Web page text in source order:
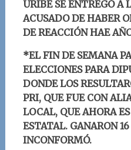
URIBE SE ENTREGÓ A
ACUSADO DE HABER
DE REACCIÓN HAE
*EL FIN DE SEMANA
ELECCIONES PARA
DONDE LOS
PRI, QUE FUE CON
LOCAL, QUE AHORA
ESTATAL.GANARON 16
INCONFORMÓ.